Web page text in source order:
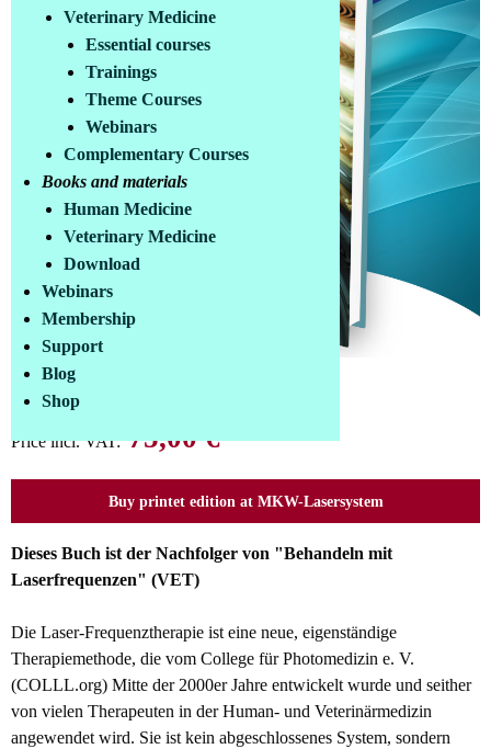
Veterinary Medicine
Essential courses
Trainings
Theme Courses
Webinars
Complementary Courses
Books and materials
Human Medicine
Veterinary Medicine
Download
Webinars
Membership
Support
Blog
Shop
Printed edition
Price incl. VAT:75,00 €
Buy printet edition at MKW-Lasersystem
Dieses Buch ist der Nachfolger von "Behandeln mit
Laserfrequenzen" (VET)
Die Laser-Frequenztherapie ist eine neue, eigenständige
Therapiemethode, die vom College für Photomedizin e. V.
(COLLL.org) Mitte der 2000er Jahre entwickelt wurde und seither
von vielen Therapeuten in der Human- und Veterinärmedizin
angewendet wird. Sie ist kein abgeschlossenes System, sondern